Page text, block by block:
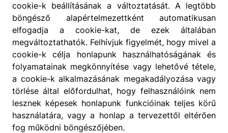
404 A keresett oldal nem található.
cookie-k beállításának a változtatását. A legtöbb
böngésző alapértelmezettként automatikusan
elfogadja a cookie-kat, de ezek általában
megváltoztathatók. Felhívjuk figyelmét, hogy mivel a
cookie-k célja honlapunk használhatóságának és
folyamatainak megkönnyítése vagy lehetővé tétele,
a cookie-k alkalmazásának megakadályozása vagy
törlése által előfordulhat, hogy felhasználóink nem
lesznek képesek honlapunk funkcióinak teljes körű
használatára, vagy a honlap a tervezettől eltérően
fog működni böngészőjében.